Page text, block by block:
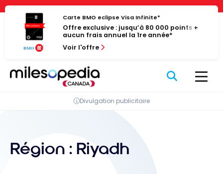
Panneau de gestion des cookies
Passer
contenu
Carte BMO eclipse Visa Infinite*
Offre exclusive : jusqu’à 80 000 points +
aucun frais annuel la 1re année*
Voir l'offre
Divulgation publicitaire
Région : Riyadh